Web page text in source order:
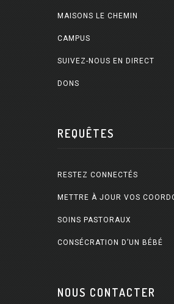
MAISONS LE CHEMIN
CAMPUS
SUIVEZ-NOUS EN DIRECT
DONS
REQUÊTES
RESTEZ CONNECTÉS
METTRE À JOUR VOS
SOINS PASTORAUX
CONSÉCRATION D’UN BÉBÉ
NOUS CONTACTER